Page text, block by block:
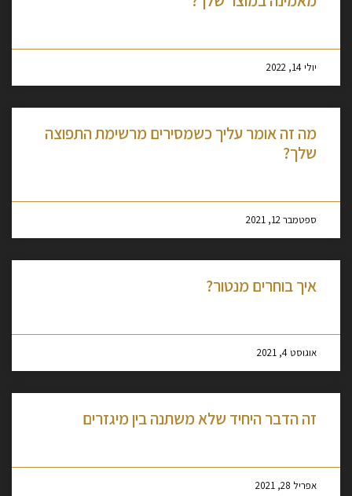
יולי 14, 2022
מה זה אומר עליך כשמסירים מרשימת התפוצה
שלך?
ספטמבר 12, 2021
איך בוחרים מנטור?
אוגוסט 4, 2021
זה הדבר היחיד שלא משתנה בין מיגזרים
אפריל 28, 2021